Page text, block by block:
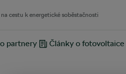
cestu k energetické soběstačnosti
partnery Články o fotovoltaice